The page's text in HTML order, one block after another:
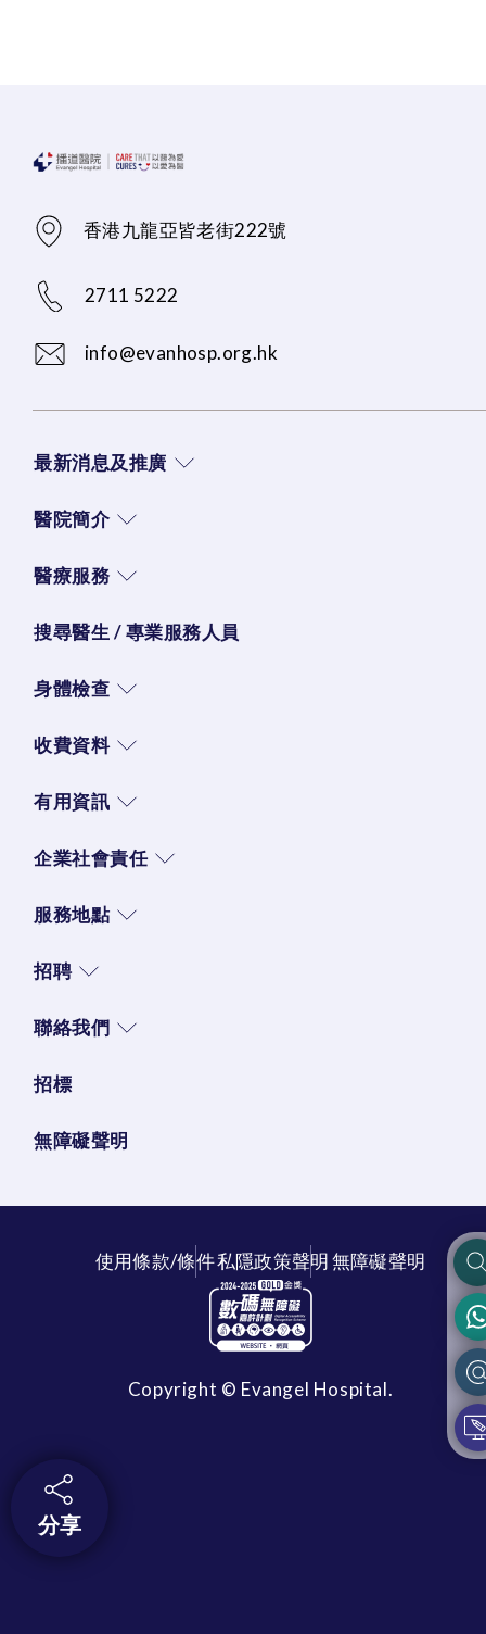
香港九龍亞皆老街222號
2711 5222
info@evanhosp.org.hk
最新消息及推廣
醫院簡介
醫療服務
搜尋醫生 / 專業服務人員
身體檢查
收費資料
有用資訊
企業社會責任
服務地點
招聘
聯絡我們
招標
無障礙聲明
使用條款/條件私隱政策聲明無障礙聲明
Copyright © Evangel Hospital.
分享